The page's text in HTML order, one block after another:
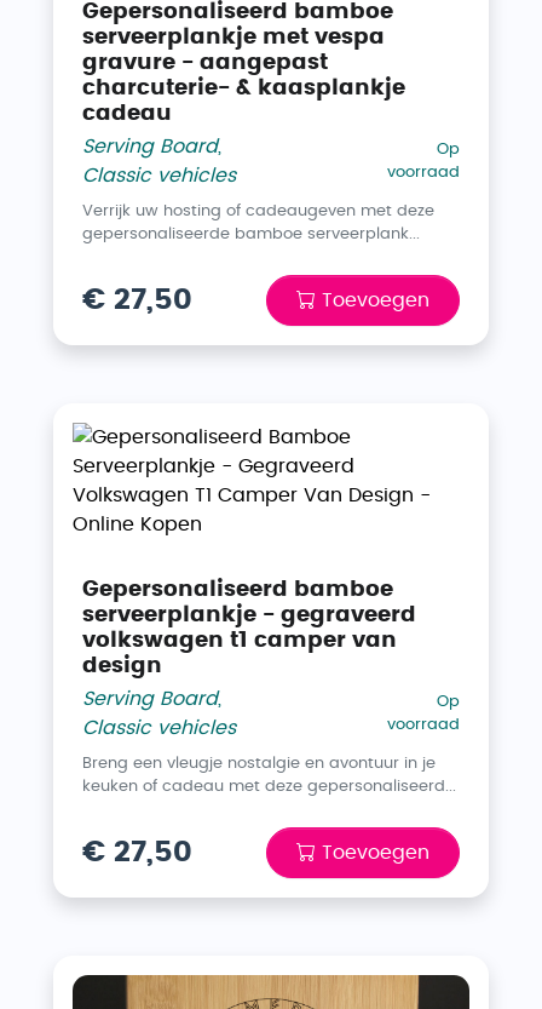
Gepersonaliseerd bamboe
serveerplankje met vespa
gravure - aangepast
charcuterie- & kaasplankje
cadeau
Serving Board,
Classic vehicles
Op
voorraad
Verrijk uw hosting of cadeaugeven met deze
gepersonaliseerde bamboe serveerplank...
€ 27,50 Toevoegen
Gepersonaliseerd bamboe
serveerplankje - gegraveerd
volkswagen t1 camper van
design
Serving Board,
Classic vehicles
Op
voorraad
Breng een vleugje nostalgie en avontuur in je
keuken of cadeau met deze gepersonaliseerd...
€ 27,50 Toevoegen